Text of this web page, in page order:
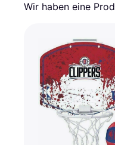
Wir haben eine